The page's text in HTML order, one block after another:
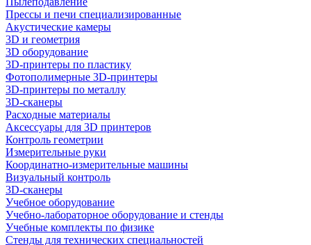
Прессы и печи специализированные
Акустические камеры
3D и геометрия
3D оборудование
3D-принтеры по пластику
Фотополимерные 3D-принтеры
3D-принтеры по металлу
3D-сканеры
Расходные материалы
Аксессуары для 3D принтеров
Контроль геометрии
Измерительные руки
Координатно-измерительные машины
Визуальный контроль
3D-сканеры
Учебное оборудование
Учебно-лабораторное оборудование и стенды
Учебные комплекты по физике
Стенды для технических специальностей